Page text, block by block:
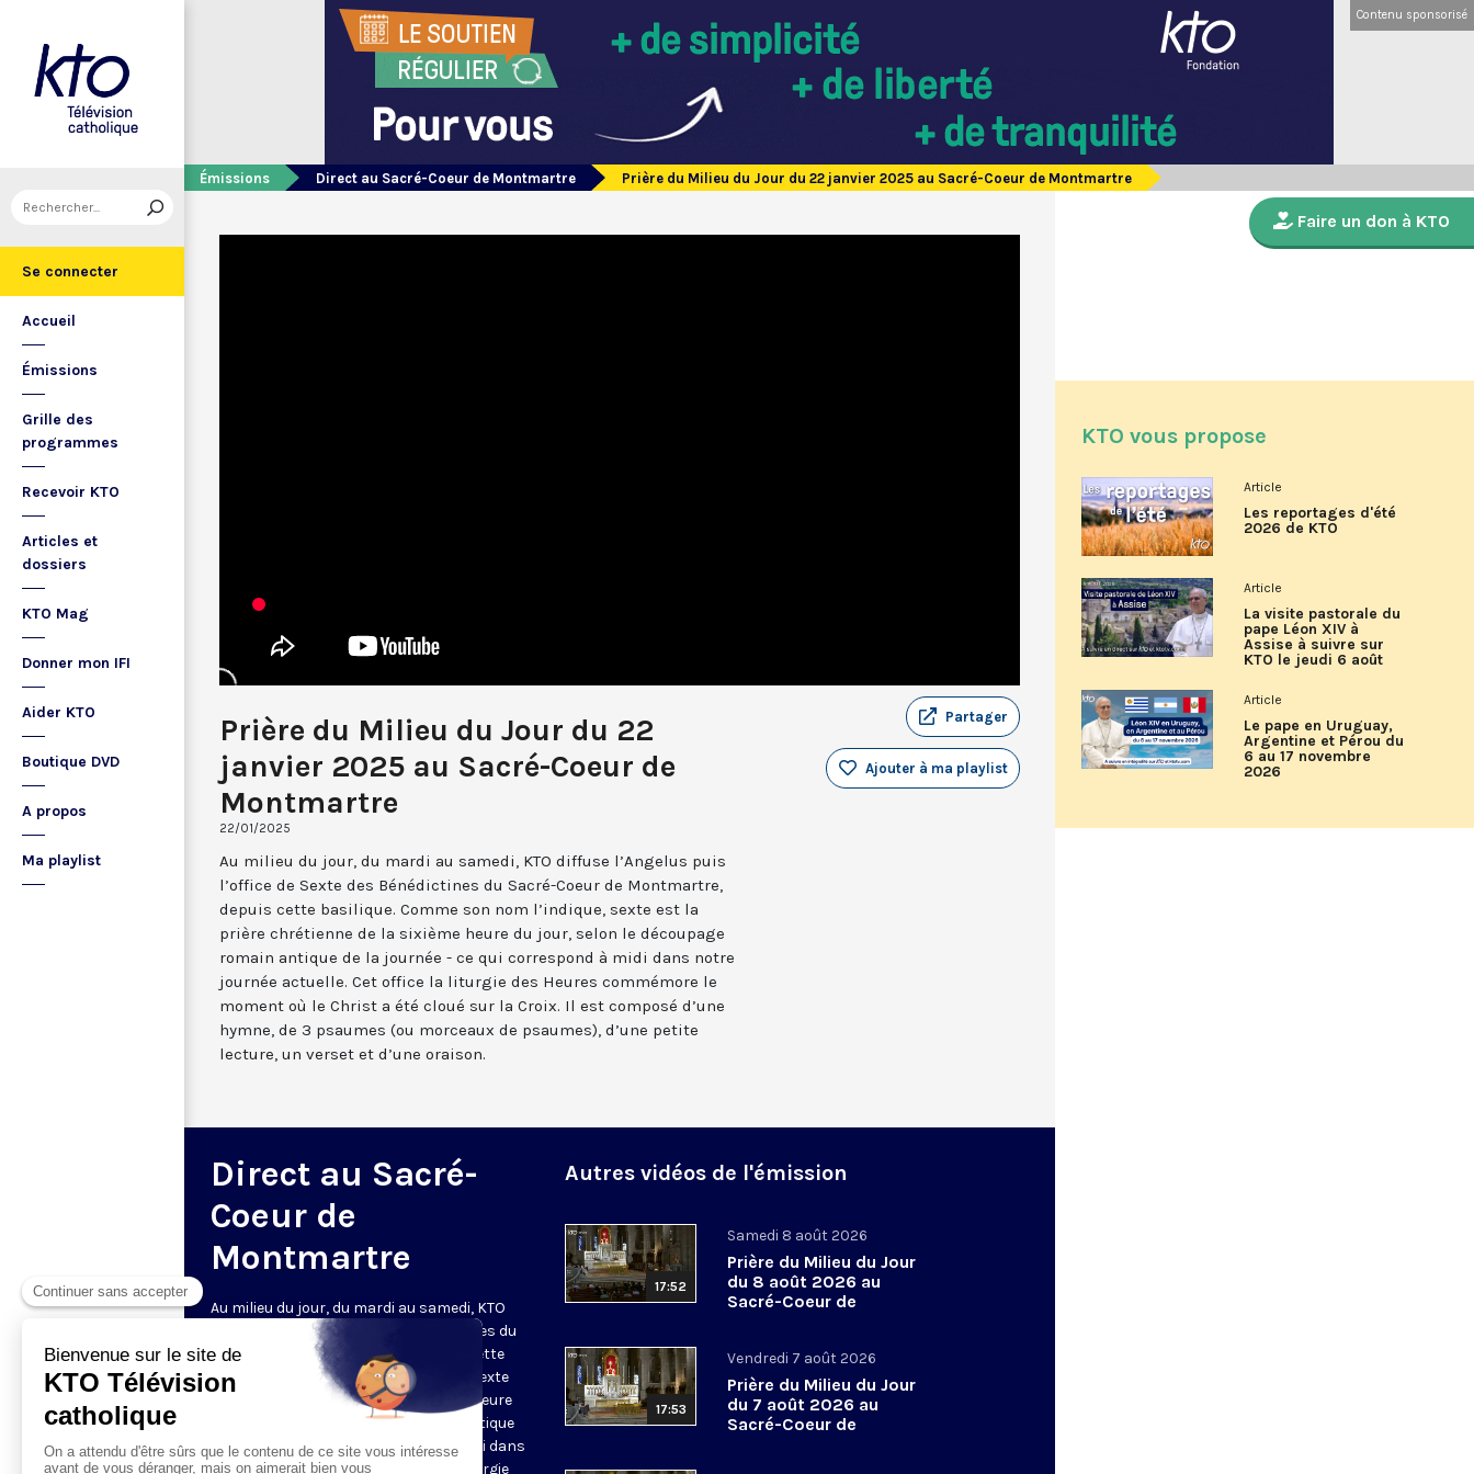
Se connecter
Accueil
Émissions
Grille des
programmes
Recevoir KTO
Articles et
dossiers
KTO Mag
Donner mon IFI
Aider KTO
Boutique DVD
A propos
Ma playlist
Contenu sponsorisé
Émissions Direct au Sacré-Coeur de Montmartre Prière du Milieu du Jour du 22 janvier 2025 au Sacré-Coeur de Montmartre
Prière du Milieu du Jour du 22
janvier 2025 au Sacré-Coeur de
Montmartre
22/01/2025
Partager
Ajouter à ma playlist
Au milieu du jour, du mardi au samedi, KTO diffuse l’Angelus puis
l’office de Sexte des Bénédictines du Sacré-Coeur de Montmartre,
depuis cette basilique. Comme son nom l’indique, sexte est la
prière chrétienne de la sixième heure du jour, selon le découpage
romain antique de la journée - ce qui correspond à midi dans notre
journée actuelle. Cet office la liturgie des Heures commémore le
moment où le Christ a été cloué sur la Croix. Il est composé d’une
hymne, de 3 psaumes (ou morceaux de psaumes), d’une petite
lecture, un verset et d’une oraison.
Direct au Sacré-
Coeur de
Montmartre
Au milieu du jour, du mardi au samedi, KTO
diffuse l’office de Sexte des Bénédictines du
Sacré-Coeur de Montmartre, depuis cette
basilique
. Comme son nom l’indique, sexte
est la prière chrétienne de la sixième heure
du jour, selon le découpage romain antique
de la journée - ce qui correspond à midi dans
notre journée actuelle. Cet office la liturgie
Autres vidéos de l'émission
17:52
Samedi 8 août 2026
Prière du Milieu du Jour
du 8 août 2026 au
Sacré-Coeur de
17:53
Vendredi 7 août 2026
Prière du Milieu du Jour
du 7 août 2026 au
Sacré-Coeur de
Faire un don à KTO
KTO vous propose
Article
Les reportages d'été
2026 de KTO
Article
La visite pastorale du
pape Léon XIV à
Assise à suivre sur
KTO le jeudi 6 août
Article
Le pape en Uruguay,
Argentine et Pérou du
6 au 17 novembre
2026